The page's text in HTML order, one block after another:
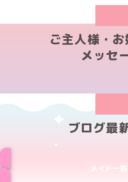
ご主人様・
メッセ
ブログ最
メイド一